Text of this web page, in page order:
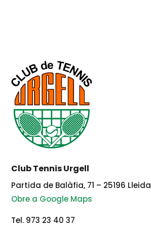
Club Tennis Urgell
Partida de Balàfia, 71 – 25196 Lleida
Obre a Google Maps
Tel. 973 23 40 37